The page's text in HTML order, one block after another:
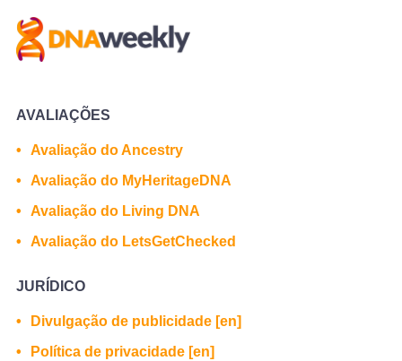
AVALIAÇÕES
Avaliação do Ancestry
Avaliação do MyHeritageDNA
Avaliação do Living DNA
Avaliação do LetsGetChecked
JURÍDICO
Divulgação de publicidade [en]
Política de privacidade [en]